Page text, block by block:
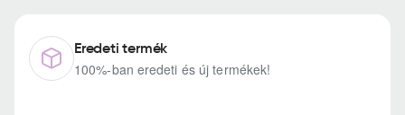
Eredeti termék
100%-ban eredeti és új termékek!